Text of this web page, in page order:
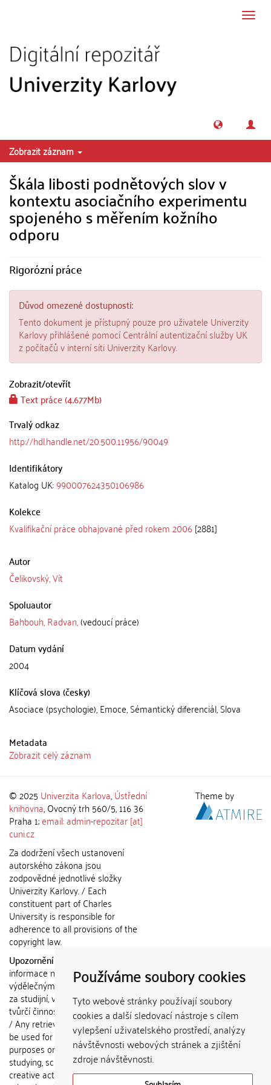
Používáme soubory cookies
Tyto webové stránky používají soubory
cookies a další sledovací nástroje s cílem
vylepšení uživatelského prostředí, analýzy
návštěvnosti webových stránek a zjištění
zdroje návštěvnosti.
Zobrazit záznam
Škála libosti podnětových slov v
kontextu asociačního experimentu
spojeného s měřením kožního
odporu
Rigorózní práce
Důvod omezené dostupnosti:
Tento dokument je přístupný pouze pro uživatele Univerzity
Karlovy přihlášené pomocí Centrální autentizační služby UK
z počítačů v interní síti Univerzity Karlovy.
Zobrazit/otevřít
Text práce (4.677Mb)
Trvalý odkaz
http://hdl.handle.net/20.500.11956/90049
Identifikátory
Katalog UK:990007624350106986
Kolekce
Kvalifikační práce obhajované před rokem 2006[2881]
Autor
Čelikovský, Vít
Spoluautor
Bahbouh, Radvan,(vedoucí práce)
Datum vydání
2004
Klíčová slova (česky)
Asociace (psychologie), Emoce, Sémantický diferenciál, Slova
Metadata
Zobrazit celý záznam
© 2025 Univerzita Karlova,Ústřední
knihovna, Ovocný trh 560/5, 116 36
Praha 1;email: admin-repozitar [at]
cuni.cz
Za dodržení všech ustanovení
autorského zákona jsou
zodpovědné jednotlivé složky
Univerzity Karlovy. / Each
constituent part of Charles
University is responsible for
adherence to all provisions of the
copyright law.
Upozornění / Notice:
informace nemohou být použity k
výdělečným účelům nebo vydávány
za studijní, vědeckou nebo jinou
tvůrčí činnost jiné osoby než autora.
/ Any retrieved information shall not
be used for any commercial
purposes or claimed as results of
studying, scientific or any other
creative activities of any person
Theme by